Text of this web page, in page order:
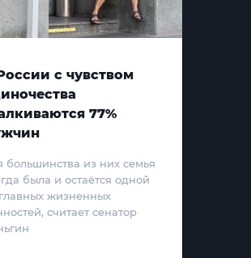
с чувством
77%
большинства из них семья
была и остаётся одной
жизненных
считает сенатор